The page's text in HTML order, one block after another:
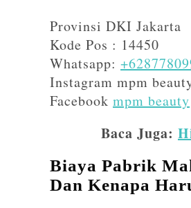
Provinsi DKI Jakarta
Kode Pos : 14450
Whatsapp:
Instagram mpm
Facebook mpm beauty
Baca Juga:
Biaya Pabrik
Dan Kenapa